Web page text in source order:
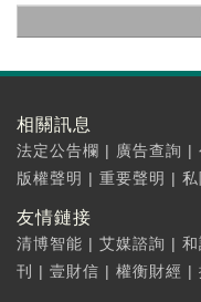
相關訊息
法定公告欄 | 廣告查詢 |
版權聲明 | 重要聲明 |
友情鏈接
清博智能 | 艾媒諮詢 |
刊
| 壹財信 | 權衡財經 |